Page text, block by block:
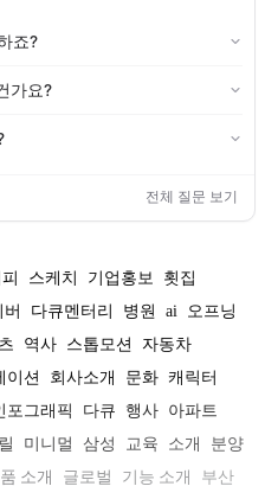
죠?
가요?
전체 질문 보기
스케치 기업홍보
횟집
버 다큐멘터리 병원 ai
오프닝
역사 스톱모션
자동차
이션 회사소개 문화 캐릭터
포그래픽 다큐 행사 아파트
미니멀 삼성 교육 소개
분양
소개 글로벌 기능 소개
부산